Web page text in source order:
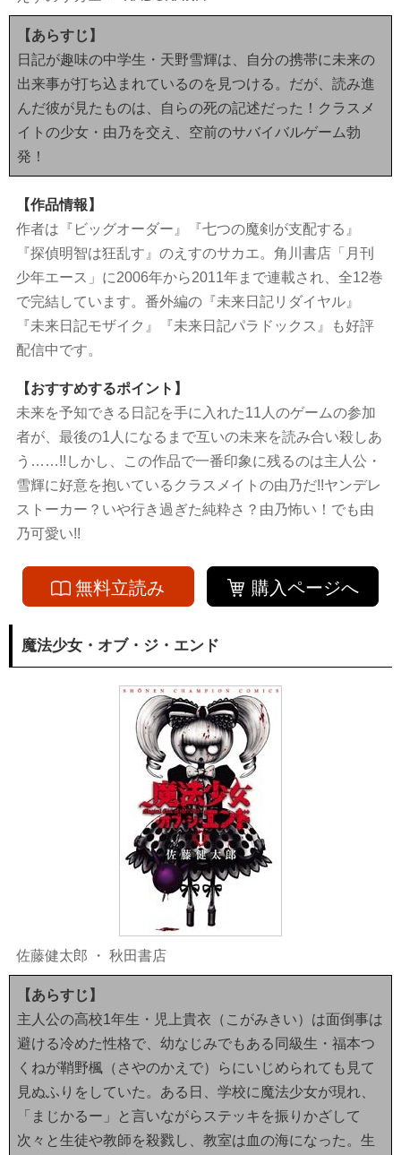
【あらすじ】
日記が趣味の中学生・天野雪輝は、自分の携帯に未来の
出来事が打ち込まれているのを見つける。だが、読み進
んだ彼が見たものは、自らの死の記述だった！クラスメ
イトの少女・由乃を交え、空前のサバイバルゲーム勃
発！
【作品情報】
作者は『ビッグオーダー』『七つの魔剣が支配する』
『探偵明智は狂乱す』のえすのサカエ。角川書店「月刊
少年エース」に2006年から2011年まで連載され、全12巻
で完結しています。番外編の『未来日記リダイヤル』
『未来日記モザイク』『未来日記パラドックス』も好評
配信中です。
【おすすめするポイント】
未来を予知できる日記を手に入れた11人のゲームの参加
者が、最後の1人になるまで互いの未来を読み合い殺しあ
う……!!しかし、この作品で一番印象に残るのは主人公・
雪輝に好意を抱いているクラスメイトの由乃だ!!ヤンデレ
ストーカー？いや行き過ぎた純粋さ？由乃怖い！でも由
乃可愛い!!
無料立読み 購入ページへ
魔法少女・オブ・ジ・エンド
佐藤健太郎 ・ 秋田書店
【あらすじ】
主人公の高校1年生・児上貴衣（こがみきい）は面倒事は
避ける冷めた性格で、幼なじみでもある同級生・福本つ
くねが鞘野楓（さやのかえで）らにいじめられても見て
見ぬふりをしていた。ある日、学校に魔法少女が現れ、
「まじかるー」と言いながらステッキを振りかざして
次々と生徒や教師を殺戮し、教室は血の海になった。生